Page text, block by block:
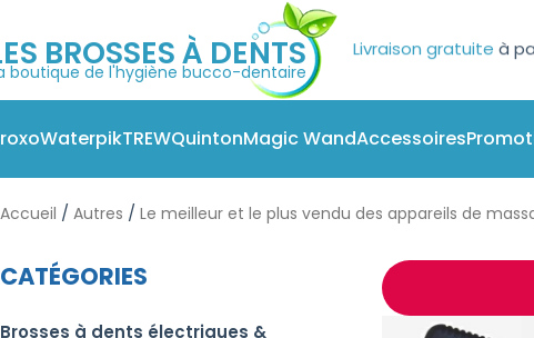
BROSSES À DENTS
boutique de l'hygiène bucco-dentaire
Paiement en
WaterpikTREWQuintonMagic WandAccessoires
Accueil / Autres / Le meilleur et le plus vendu des appareils de
CATÉGORIES
Brosses à dents électriques &